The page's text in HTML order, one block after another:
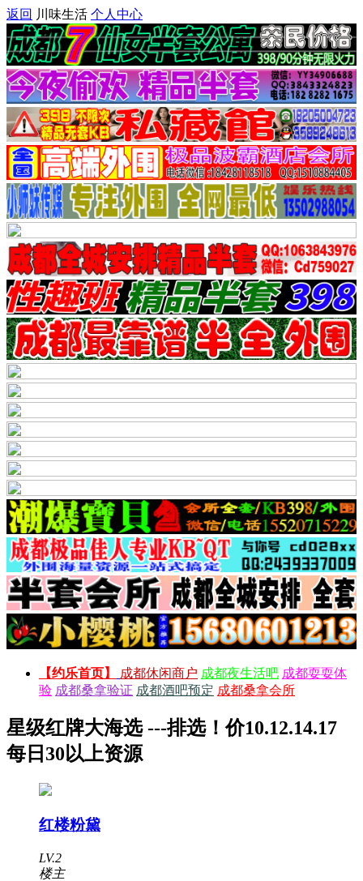
返回 川味生活 个人中心
【约乐首页】 成都休闲商户 成都夜生活吧 成都耍耍体
验 成都桑拿验证 成都酒吧预定 成都桑拿会所
星级红牌大海选 ---排选！价10.12.14.17
每日30以上资源
红楼粉黛
LV.2
楼主